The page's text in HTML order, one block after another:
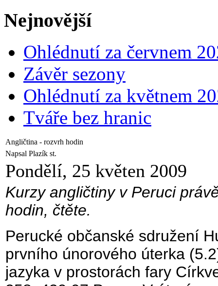
Nejnovější
Ohlédnutí za červnem
Závěr sezony
Ohlédnutí za květnem
Tváře bez hranic
Angličtina - rozvrh hodin
Napsal Plazík st.
Pondělí, 25 květen 2009
Kurzy angličtiny v Peruci
hodin, čtěte.
Perucké občanské sdružení
prvního únorového úterka
jazyka v prostorách fary